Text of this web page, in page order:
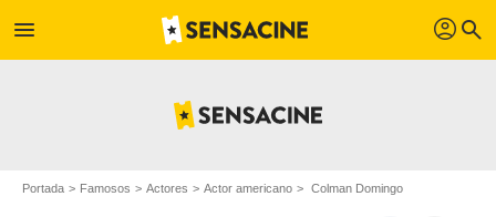
menu profil search
Portada Famosos Actores Actor americano Colman Domingo